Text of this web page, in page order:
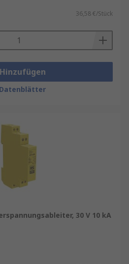
36,58 €/Stück
Hinzufügen
Datenblätter
30 V 10 kA